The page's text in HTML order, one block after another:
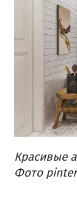
Красивые
Фото